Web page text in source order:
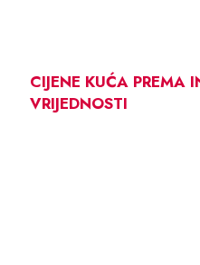
CIJENE KUĆA PREMA
VRIJEDNOSTI